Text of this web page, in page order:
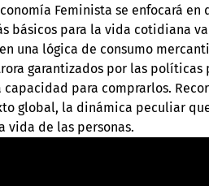
Feminista se enfocará en
básicos para la vida cotidiana
una lógica de consumo
garantizados por las políticas
para comprarlos.
global, la dinámica peculiar
vida de las personas.